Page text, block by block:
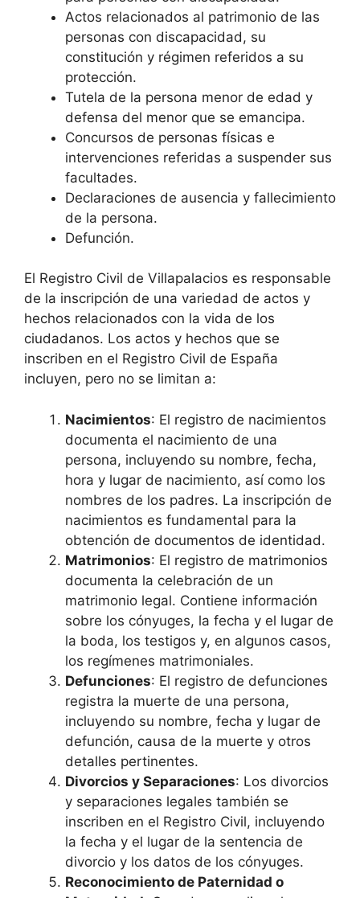
Actos relacionados al patrimonio de las
personas con discapacidad, su
constitución y régimen referidos a su
protección.
Tutela de la persona menor de edad y
defensa del menor que se emancipa.
Concursos de personas físicas e
intervenciones referidas a suspender sus
facultades.
Declaraciones de ausencia y fallecimiento
de la persona.
Defunción.
El Registro Civil de Villapalacios es responsable
de la inscripción de una variedad de actos y
hechos relacionados con la vida de los
ciudadanos. Los actos y hechos que se
inscriben en el Registro Civil de España
incluyen, pero no se limitan a:
Nacimientos: El registro de nacimientos
documenta el nacimiento de una
persona, incluyendo su nombre, fecha,
hora y lugar de nacimiento, así como los
nombres de los padres. La inscripción de
nacimientos es fundamental para la
obtención de documentos de identidad.
Matrimonios: El registro de matrimonios
documenta la celebración de un
matrimonio legal. Contiene información
sobre los cónyuges, la fecha y el lugar de
la boda, los testigos y, en algunos casos,
los regímenes matrimoniales.
Defunciones: El registro de defunciones
registra la muerte de una persona,
incluyendo su nombre, fecha y lugar de
defunción, causa de la muerte y otros
detalles pertinentes.
Divorcios y Separaciones: Los divorcios
y separaciones legales también se
inscriben en el Registro Civil, incluyendo
la fecha y el lugar de la sentencia de
divorcio y los datos de los cónyuges.
Reconocimiento de Paternidad o